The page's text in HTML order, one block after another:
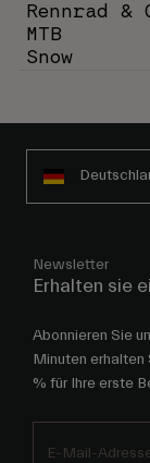
Rennrad &
MTB
Snow
Newsletter
Erhalten sie
Abonnieren Sie
Minuten erhalten
% für Ihre erste